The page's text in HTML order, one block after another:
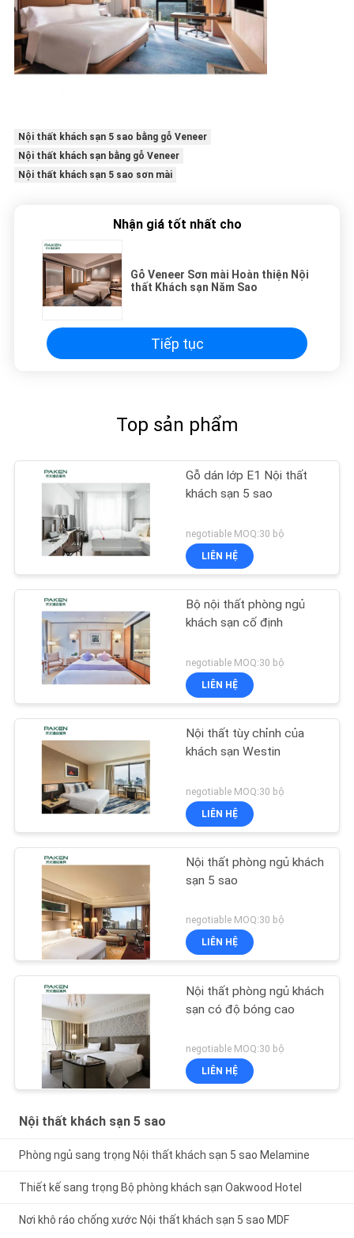
Nội thất khách sạn 5 sao bằng gỗ Veneer
Nội thất khách sạn bằng gỗ Veneer
Nội thất khách sạn 5 sao sơn mài
Nhận giá tốt nhất cho
Gỗ Veneer Sơn mài Hoàn thiện Nội
thất Khách sạn Năm Sao
Tiếp tục
Top sản phẩm
Gỗ dán lớp E1 Nội thất
khách sạn 5 sao
negotiable MOQ:30 bộ
LIÊN HỆ
Bộ nội thất phòng ngủ
khách sạn cố định
negotiable MOQ:30 bộ
LIÊN HỆ
Nội thất tùy chỉnh của
khách sạn Westin
negotiable MOQ:30 bộ
LIÊN HỆ
Nội thất phòng ngủ khách
sạn 5 sao
negotiable MOQ:30 bộ
LIÊN HỆ
Nội thất phòng ngủ khách
sạn có độ bóng cao
negotiable MOQ:30 bộ
LIÊN HỆ
Nội thất khách sạn 5 sao
Phòng ngủ sang trọng Nội thất khách sạn 5 sao Melamine
Thiết kế sang trọng Bộ phòng khách sạn Oakwood Hotel
Nơi khô ráo chống xước Nội thất khách sạn 5 sao MDF